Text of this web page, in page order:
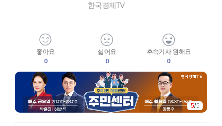
한국경제TV
좋아요
0
싫어요
0
후속기사 원해요
0
5/5